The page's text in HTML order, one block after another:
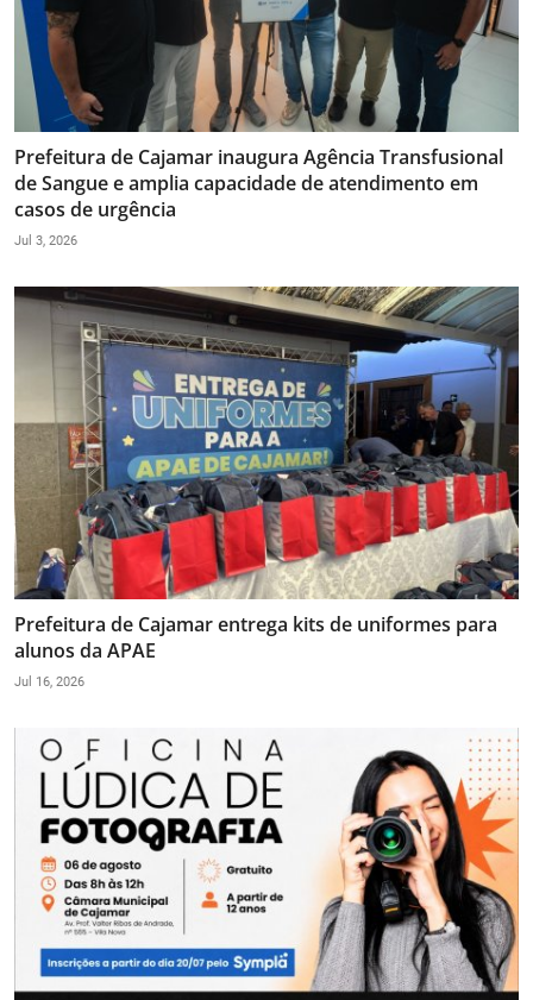
Prefeitura de Cajamar inaugura Agência Transfusional
de Sangue e amplia capacidade de atendimento em
casos de urgência
Jul 3, 2026
Prefeitura de Cajamar entrega kits de uniformes para
alunos da APAE
Jul 16, 2026